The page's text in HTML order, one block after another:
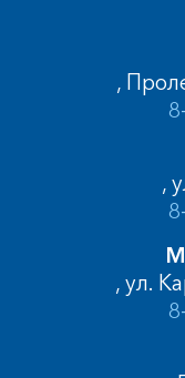
,
,
, ул.